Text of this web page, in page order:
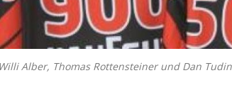
Alber, Thomas Rottensteiner und Dan